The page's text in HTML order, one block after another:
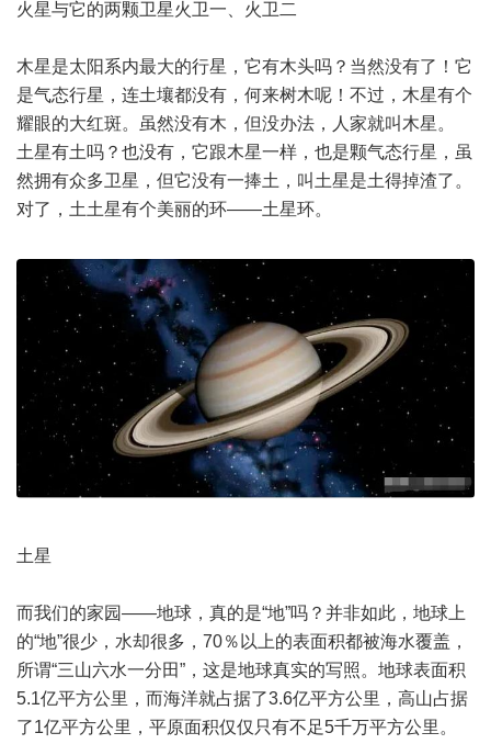
火星与它的两颗卫星火卫一、火卫二
木星是太阳系内最大的行星，它有木头吗？当然没有了！它
是气态行星，连土壤都没有，何来树木呢！不过，木星有个
耀眼的大红斑。虽然没有木，但没办法，人家就叫木星。
土星有土吗？也没有，它跟木星一样，也是颗气态行星，虽
然拥有众多卫星，但它没有一捧土，叫土星是土得掉渣了。
对了，土土星有个美丽的环——土星环。
土星
而我们的家园——地球，真的是“地”吗？并非如此，地球上
的“地”很少，水却很多，70％以上的表面积都被海水覆盖，
所谓“三山六水一分田”，这是地球真实的写照。地球表面积
5.1亿平方公里，而海洋就占据了3.6亿平方公里，高山占据
了1亿平方公里，平原面积仅仅只有不足5千万平方公里。